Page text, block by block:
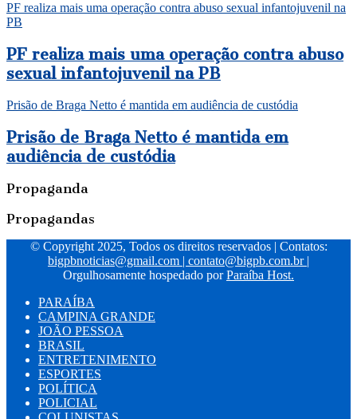
PF realiza mais uma operação contra abuso sexual infantojuvenil na
PB
PF realiza mais uma operação contra abuso
sexual infantojuvenil na PB
Prisão de Braga Netto é mantida em audiência de custódia
Prisão de Braga Netto é mantida em
audiência de custódia
Propaganda
Propagandas
© Copyright 2025, Todos os direitos reservados | Contatos:
bigpbnoticias@gmail.com | contato@bigpb.com.br |
Orgulhosamente hospedado porParaíba Host.
PARAÍBA
CAMPINA GRANDE
JOÃO PESSOA
BRASIL
ENTRETENIMENTO
ESPORTES
POLÍTICA
POLICIAL